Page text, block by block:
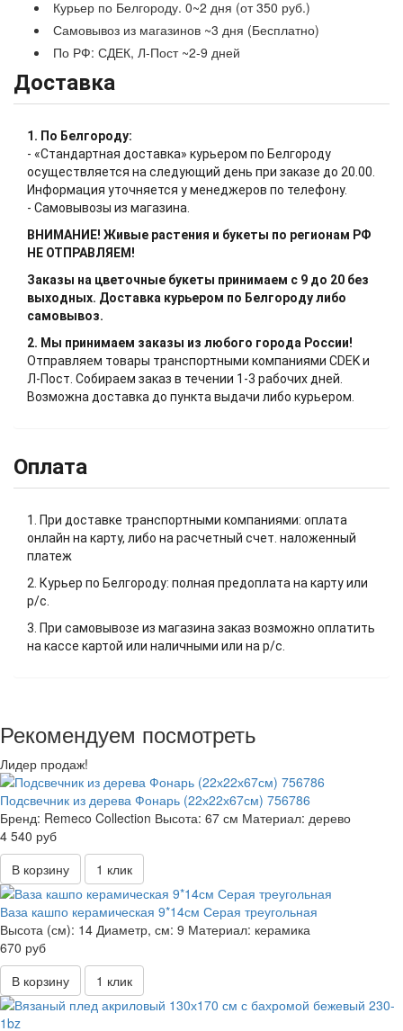
Курьер по Белгороду. 0~2 дня (от 350 руб.)
Самовывоз из магазинов ~3 дня (Бесплатно)
По РФ: СДЕК, Л-Пост ~2-9 дней
Доставка
1. По Белгороду:
- «Стандартная доставка» курьером по Белгороду
осуществляется на следующий день при заказе до 20.00.
Информация уточняется у менеджеров по телефону.
- Самовывозы из магазина.
ВНИМАНИЕ! Живые растения и букеты по регионам РФ
НЕ ОТПРАВЛЯЕМ!
Заказы на цветочные букеты принимаем с 9 до 20 без
выходных. Доставка курьером по Белгороду либо
самовывоз.
2. Мы принимаем заказы из любого города России!
Отправляем товары транспортными компаниями CDEK и
Л-Пост. Собираем заказ в течении 1-3 рабочих дней.
Возможна доставка до пункта выдачи либо курьером.
Оплата
1. При доставке транспортными компаниями: оплата
онлайн на карту, либо на расчетный счет. наложенный
платеж
2. Курьер по Белгороду: полная предоплата на карту или
р/с.
3. При самовывозе из магазина заказ возможно оплатить
на кассе картой или наличными или на р/с.
Рекомендуем посмотреть
Лидер продаж!
Подсвечник из дерева Фонарь (22х22х67см) 756786
Бренд: Remeco Collection Высота: 67 см Материал: дерево
4 540 руб
В корзину
1 клик
Ваза кашпо керамическая 9*14см Серая треугольная
Высота (см): 14 Диаметр, см: 9 Материал: керамика
670 руб
В корзину
1 клик